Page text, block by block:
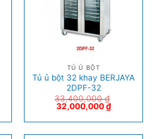
TỦ Ủ BỘT
Tủ ủ bột 32 khay BERJAYA
2DPF-32
33,400,000₫
32,000,000₫